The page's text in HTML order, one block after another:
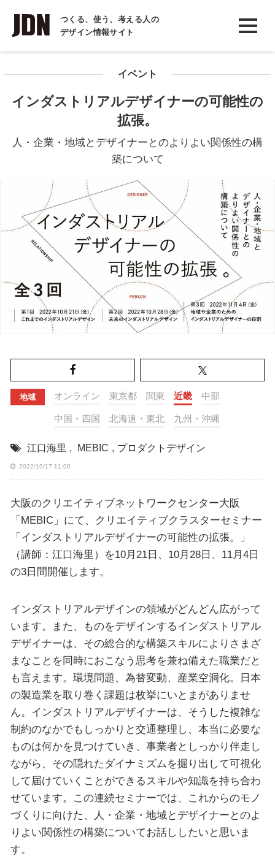
つくる、使う、考える人の
デザイン情報サイト
INTERVIEW
インタビュー
イベント
インダストリアルデザイナーの可能性の
拡張。
人・企業・地域とデザイナーとのよりよい関係性の構
築について
地域 オンライン 東京都 関東 近畿 中部
中国・四国 北海道・東北 九州・沖縄
江口海里 , MEBIC , プロダクトデザイン
2022/10/17 11:00
大阪のクリエイティブネットワークセンター大阪
「MEBIC」にて、クリエイティブクラスターセミナー
「インダストリアルデザイナーの可能性の拡張。」
（講師：江口海里）を10月21日、10月28日、11月4日
の3日間開催します。
インダストリアルデザインの領域がどんどん広がって
います。また、ものをデザインするインダストリアル
デザイナーは、その総合的な構築スキルによりさまざ
まなことを同時におこなう思考を兼ね備えた職業だと
も言えます。環境問題、為替変動、産業空洞化。日本
の製造業を取り巻く課題は枚挙にいとまがありませ
ん。インダストリアルデザイナーは、そうした複雑な
制約のなかでもしっかりと交通整理し、本当に必要な
ものは何かを見つけていき、事業者としっかり伴走し
ながら、その隠れたダイナミズムを掘り出して可視化
して届けていくことができるスキルや知識を持ち合わ
せています。この連続セミナーでは、これからのモノ
づくりに向けた、人・企業・地域とデザイナーとのよ
りよい関係性の構築についてお話ししたいと思いま
す。